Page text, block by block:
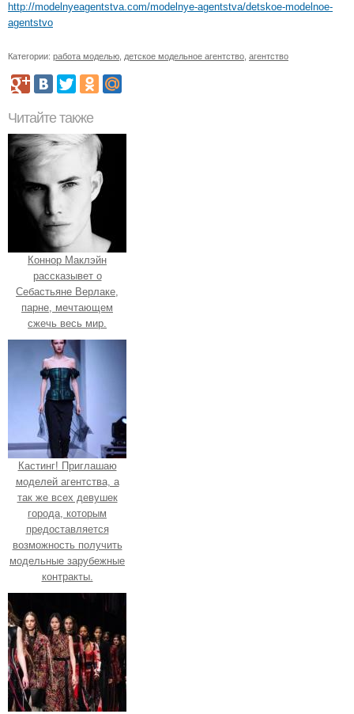
http://modelnyeagentstva.com/modelnye-agentstva/detskoe-modelnoe-
agentstvo
Категории: работа моделью детское модельное агентство агентство
Читайте также
Коннор Маклэйн
рассказывет о
Себастьяне Верлаке,
парне, мечтающем
сжечь весь мир.
Кастинг! Приглашаю
моделей агентства, а
так же всех девушек
города, которым
предоставляется
возможность получить
модельные зарубежные
контракты.